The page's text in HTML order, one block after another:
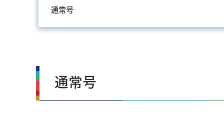
通常号
通常号